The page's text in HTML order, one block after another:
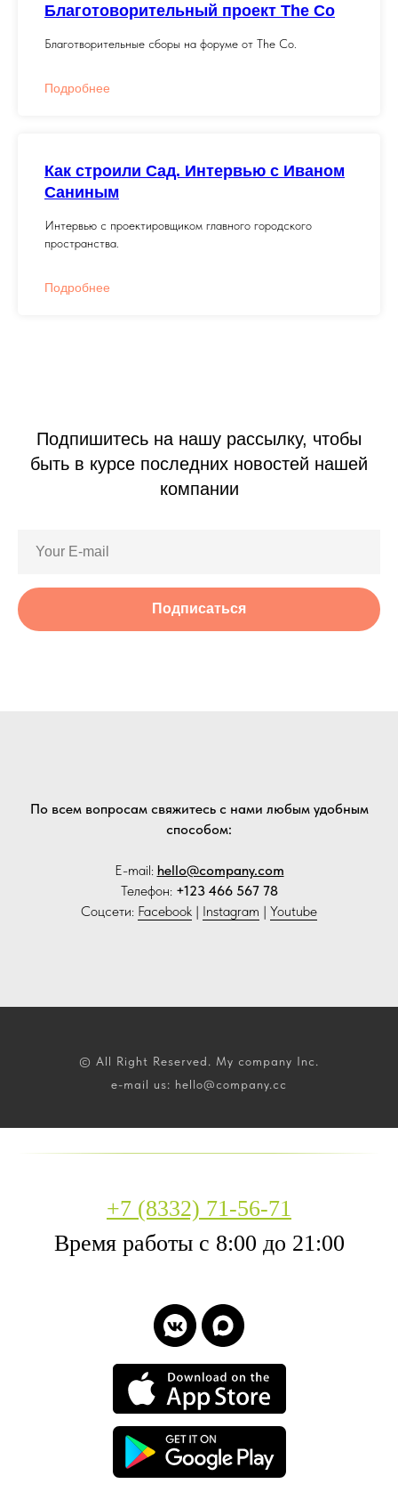
Благотоворительный проект The Co
Благотворительные сборы на форуме от The Co.
Подробнее
Как строили Сад. Интервью с Иваном
Саниным
Интервью с проектировщиком главного городского
пространства.
Подробнее
Подпишитесь на нашу рассылку, чтобы
быть в курсе последних новостей нашей
компании
Подписаться
По всем вопросам свяжитесь с нами любым удобным
способом:
E-mail: hello@company.com
Телефон: +123 466 567 78
Соцсети: Facebook | Instagram | Youtube
© All Right Reserved. My company Inc.
e-mail us: hello@company.cc
+7 (8332) 71-56-71
Время работы с 8:00 до 21:00